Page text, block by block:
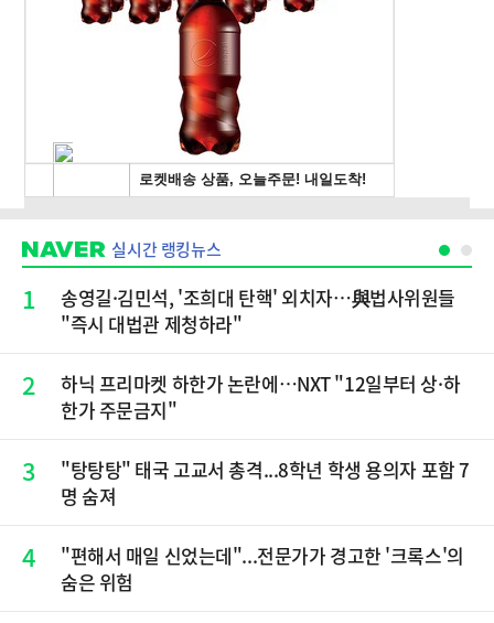
실시간 랭킹뉴스
1
송영길·김민석, '조희대 탄핵' 외치자…與법사위원들
"즉시 대법관 제청하라"
2
하닉 프리마켓 하한가 논란에…NXT "12일부터 상·하
한가 주문금지"
3
"탕탕탕" 태국 고교서 총격...8학년 학생 용의자 포함 7
명 숨져
4
"편해서 매일 신었는데"...전문가가 경고한 '크록스'의
숨은 위험